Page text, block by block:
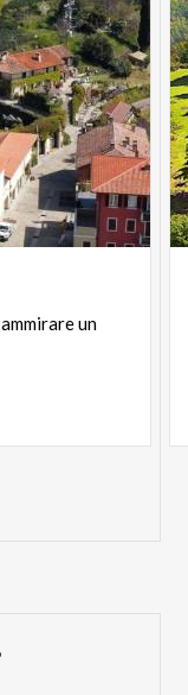
ammirareun